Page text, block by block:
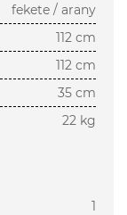
fekete / arany
112 cm
112 cm
35 cm
22 kg
1